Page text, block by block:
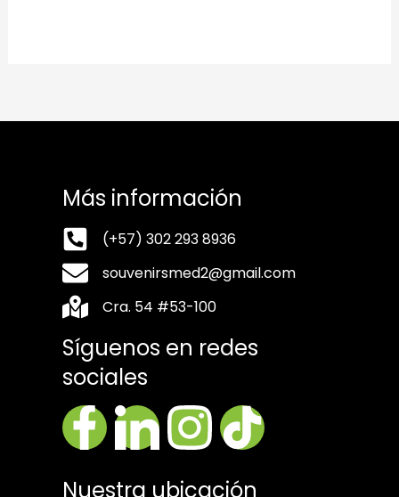
Más información
(+57) 302 293 8936
souvenirsmed2@gmail.com
Cra. 54 #53-100
Síguenos en redes
sociales
Nuestra ubicación